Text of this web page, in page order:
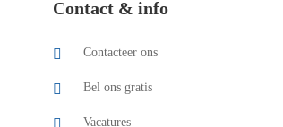
Contact & info
Contacteer ons
Bel ons gratis
Vacatures